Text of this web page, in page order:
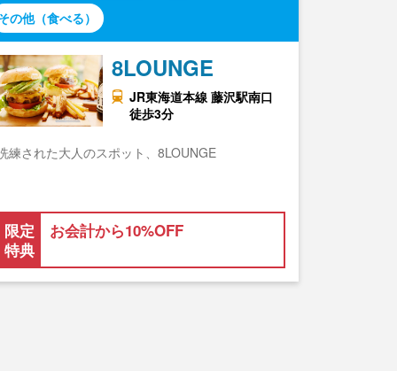
の他（食べる）
8LOUNGE
JR東海道本線 藤沢駅南口
徒歩3分
練された大人のスポット、8LOUNGE
限定
特典
お会計から10%OFF